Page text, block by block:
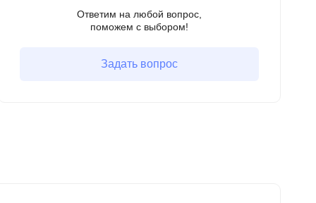
Ответим на любой вопрос,
поможем с выбором!
Задать вопрос